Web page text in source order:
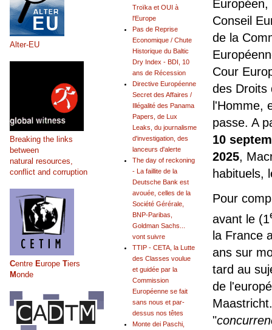
Européen,
Conseil
de la
Cour
des Droits
l'Homme,
passe. A
10
2025,
habituels,
Pour
avant le (1
la France
ans sur
tard au
de
"
Troïka et OUI à
l'Europe
Pas de Reprise
Economique / Chute
Historique du Baltic
Dry Index - BDI, 10
ans de Récession
Directive Européenne
Secret des Affaires /
Illégalité des Panama
Papers, de Lux
Leaks, du journalisme
d'investigation, des
lanceurs d'alerte
The day of reckoning
- La faillite de la
Deutsche Bank est
avouée, celles de la
Société Gérérale,
BNP-Paribas,
Goldman Sachs...
vont suivre
TTIP - CETA, la Lutte
des Classes voulue
et guidée par la
Commission
Européenne se fait
sans nous et par-
dessus nos têtes
Monte dei Paschi,
Alter-EU
Breaking the links
between
natural resources,
conflict and corruption
Centre Europe Tiers
Monde